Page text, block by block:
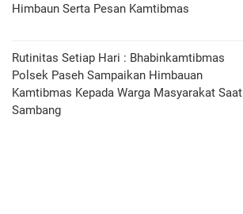
Himbaun Serta Pesan Kamtibmas
Rutinitas Setiap Hari : Bhabinkamtibmas
Polsek Paseh Sampaikan Himbauan
Kamtibmas Kepada Warga Masyarakat Saat
Sambang